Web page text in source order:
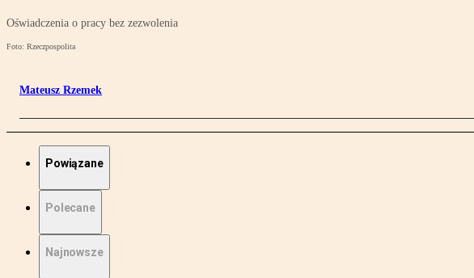
Oświadczenia o pracy bez zezwolenia
Foto: Rzeczpospolita
Mateusz Rzemek
Powiązane
Polecane
Najnowsze